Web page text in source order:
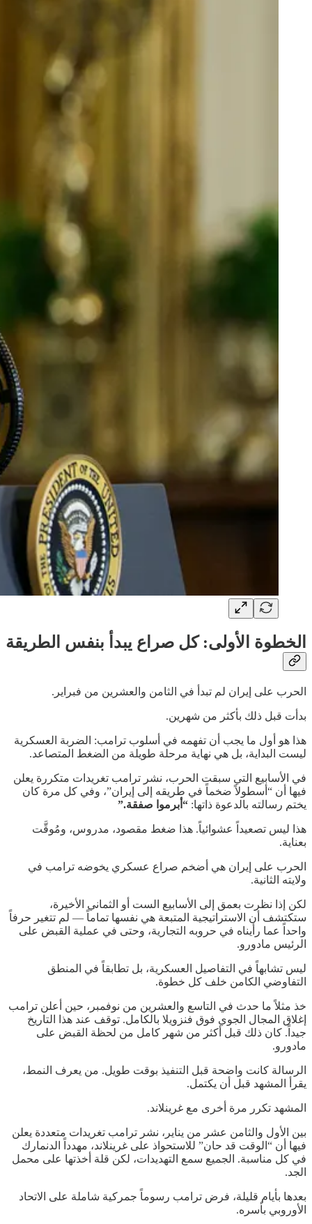
الخطوة الأولى: كل صراع يبدأ بنفس الطريقة
الحرب على إيران لم تبدأ في الثامن والعشرين من فبراير.
بدأت قبل ذلك بأكثر من شهرين.
هذا هو أول ما يجب أن تفهمه في أسلوب ترامب: الضربة العسكرية
ليست البداية، بل هي نهاية مرحلة طويلة من الضغط المتصاعد.
في الأسابيع التي سبقت الحرب، نشر ترامب تغريدات متكررة يعلن
فيها أن “أسطولاً ضخماً في طريقه إلى إيران”، وفي كل مرة كان
يختم رسالته بالدعوة ذاتها: “أبرموا صفقة.”
هذا ليس تصعيداً عشوائياً. هذا ضغط مقصود، مدروس، ومُوقَّت
بعناية.
الحرب على إيران هي أضخم صراع عسكري يخوضه ترامب في
ولايته الثانية.
لكن إذا نظرت بعمق إلى الأسابيع الست أو الثماني الأخيرة،
ستكتشف أن الاستراتيجية المتبعة هي نفسها تماماً — لم تتغير حرفاً
واحداً عما رأيناه في حروبه التجارية، وحتى في عملية القبض على
الرئيس مادورو.
ليس تشابهاً في التفاصيل العسكرية، بل تطابقاً في المنطق
التفاوضي الكامن خلف كل خطوة.
خذ مثلاً ما حدث في التاسع والعشرين من نوفمبر، حين أعلن ترامب
إغلاق المجال الجوي فوق فنزويلا بالكامل. توقف عند هذا التاريخ
جيداً. كان ذلك قبل أكثر من شهر كامل من لحظة القبض على
مادورو.
الرسالة كانت واضحة قبل التنفيذ بوقت طويل. من يعرف النمط،
يقرأ المشهد قبل أن يكتمل.
المشهد تكرر مرة أخرى مع غرينلاند.
بين الأول والثامن عشر من يناير، نشر ترامب تغريدات متعددة يعلن
فيها أن “الوقت قد حان” للاستحواذ على غرينلاند، مهدداً الدنمارك
في كل مناسبة. الجميع سمع التهديدات، لكن قلة أخذتها على محمل
الجد.
بعدها بأيام قليلة، فرض ترامب رسوماً جمركية شاملة على الاتحاد
الأوروبي بأسره.